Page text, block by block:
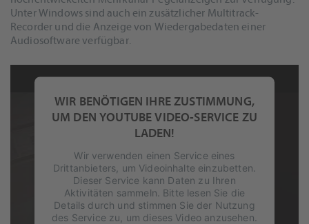
Unter Windows sind auch ein zusätzlicher Multitrack-
Recorder und die Anzeige von Wiedergabedaten einer
Audiosoftware verfügbar.
WIR BENÖTIGEN IHRE ZUSTIMMUNG,
UM DEN YOUTUBE VIDEO-SERVICE ZU
LADEN!
Wir verwenden einen Service eines
Drittanbieters, um Videoinhalte einzubetten.
Dieser Service kann Daten zu Ihren
Aktivitäten sammeln. Bitte lesen Sie die
Details durch und stimmen Sie der Nutzung
des Service zu, um dieses Video anzusehen.